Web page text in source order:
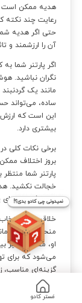
هدیه ممکن است
رعایت چند نکته
حتی اگر هدیه
آن را ارزشمند و
اگر پارتنر شما
نگران نباشید.
مانند یک
ساده، می‌تواند
این است که
بیشتری دارد.
برخی نکات کلی
بروز اختلاف
پارتنر شما
خجالت نکشید.
ایجاد فرصتی
خلاقیت در
منحصر به فرد،
او، معمولاً
می‌شود که برای
گزینه‌ای مناسب،
به بهترین شکل
به راهنمایی نیاز داری؟
نمیدونی چی کادو بدی؟!
مَستر کادو